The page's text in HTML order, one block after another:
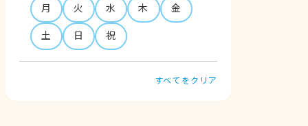
月 火 水 木
金
土
日 祝
すべてをクリア